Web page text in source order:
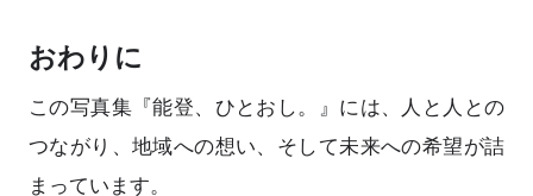
おわりに
この写真集『能登、ひとおし。』には、人と人との
つながり、地域への想い、そして未来への希望が詰
まっています。